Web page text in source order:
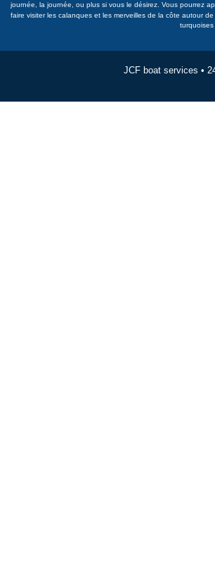
journée, la journée, ou plus si vous le désirez. Vous pourrez
faire visiter les calanques et les merveilles de la côte autour
JCF boat services •